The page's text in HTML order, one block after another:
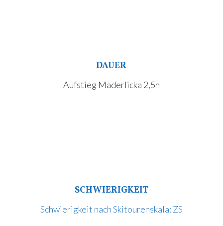
DAUER
Aufstieg Mäderlicka 2,5h
SCHWIERIGKEIT
Schwierigkeit nach Skitourenskala: ZS